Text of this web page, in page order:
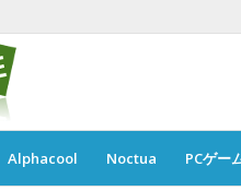
Alphacool Noctua PCゲー